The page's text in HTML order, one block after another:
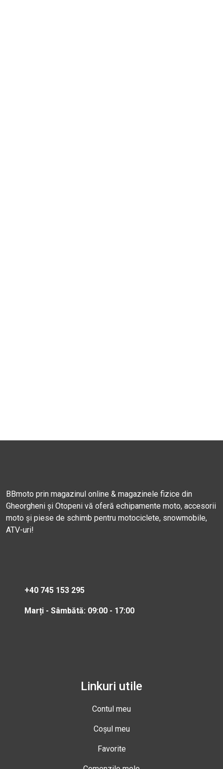
BBmoto prin magazinul online & magazinele fizice din
Gheorgheni și Otopeni vă oferă echipamente moto, accesorii
moto și piese de schimb pentru motociclete, snowmobile,
ATV-uri!
+40 745 153 295
Marți - Sâmbătă: 09:00 - 17:00
Linkuri utile
Contul meu
Coșul meu
Favorite